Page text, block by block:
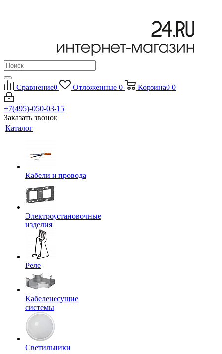
Сравнение0 Отложенные 0 Корзина0 0
+7(495)-050-03-15
Заказать звонок
Каталог
Кабели и провода
Электроустановочные
изделия
Реле
Кабеленесущие
системы
Светильники